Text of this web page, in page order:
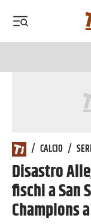
/ CALCIO /
Disastro
fischi a San
Champions